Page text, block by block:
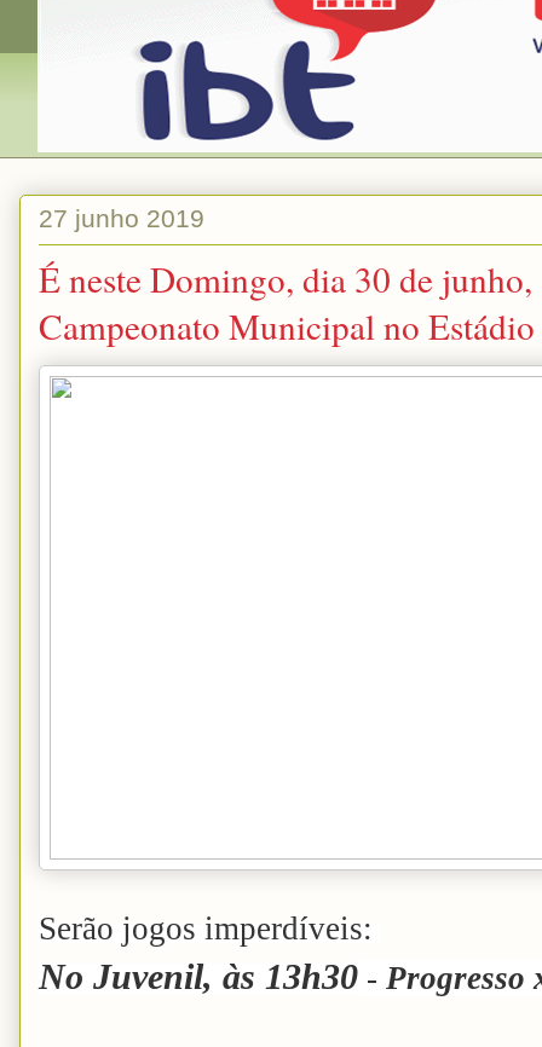
27 junho 2019
É neste Domingo, dia 30 de
Campeonato Municipal no
Serão jogos imperdíveis:
No Juvenil, às 13h30 - Progresso